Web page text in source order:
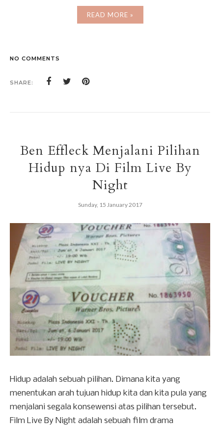
READ MORE »
NO COMMENTS
SHARE:
Ben Effleck Menjalani Pilihan
Hidup nya Di Film Live By
Night
Sunday, 15 January 2017
Hidup adalah sebuah pilihan. Dimana kita yang
menentukan arah tujuan hidup kita dan kita pula yang
menjalani segala konsewensi atas pilihan tersebut.
Film Live By Night adalah sebuah film drama